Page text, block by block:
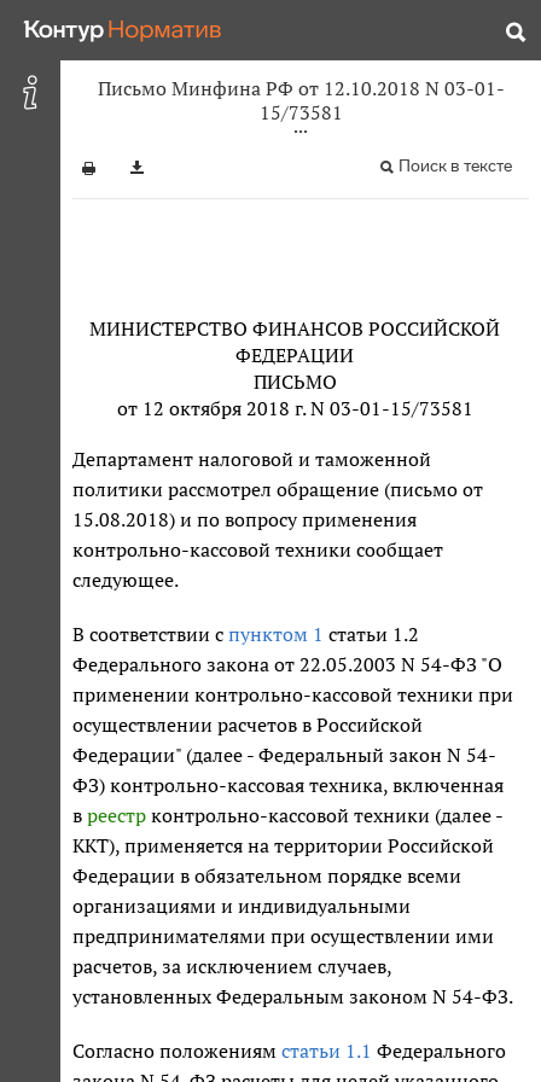
Письмо Минфина РФ от 12.10.2018 N 03-01-
15/73581
Поиск в тексте
МИНИСТЕРСТВО ФИНАНСОВ РОССИЙСКОЙ
ФЕДЕРАЦИИ
ПИСЬМО
от 12 октября 2018 г. N 03-01-15/73581
Департамент налоговой и таможенной
политики рассмотрел обращение (письмо от
15.08.2018) и по вопросу применения
контрольно-кассовой техники сообщает
следующее.
В соответствии с пунктом 1 статьи 1.2
Федерального закона от 22.05.2003 N 54-ФЗ "О
применении контрольно-кассовой техники при
осуществлении расчетов в Российской
Федерации" (далее - Федеральный закон N 54-
ФЗ) контрольно-кассовая техника, включенная
в реестр контрольно-кассовой техники (далее -
ККТ), применяется на территории Российской
Федерации в обязательном порядке всеми
организациями и индивидуальными
предпринимателями при осуществлении ими
расчетов, за исключением случаев,
установленных Федеральным законом N 54-ФЗ.
Согласно положениям статьи 1.1 Федерального